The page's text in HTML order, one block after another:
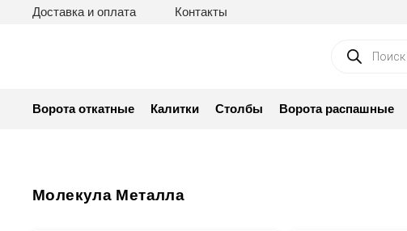
Доставка и оплата Контакты
Поиск
товаров
Ворота откатные Калитки Столбы Ворота распашные
Молекула Металла